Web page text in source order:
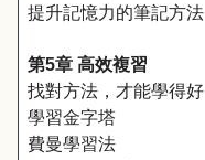
提升記憶力的筆記方法
第5章 高效複習
找對方法，才能學得好
學習金字塔
費曼學習法